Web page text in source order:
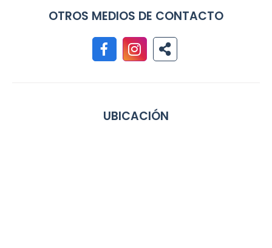
OTROS MEDIOS DE CONTACTO
UBICACIÓN